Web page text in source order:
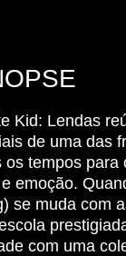
Kid: Lendas
de uma das
os tempos para
emoção.
se muda com
com uma